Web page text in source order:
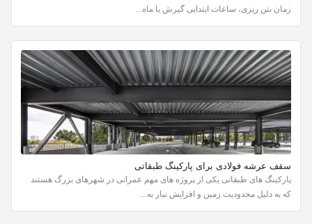
زمان بتن ریزی، ساعات ابتدایی گیرش یا ماه...
سقف عرشه فولادی برای پارکینگ طبقاتی
پارکینگ های طبقاتی یکی از پروژه های مهم عمرانی در شهرهای بزرگ هستند
که به دلیل محدودیت زمین و افزایش نیاز به...